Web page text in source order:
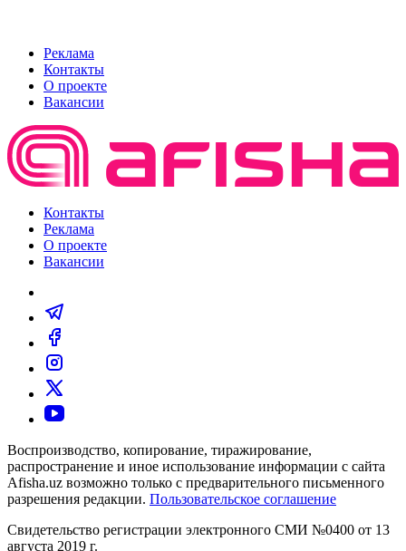
Реклама
Контакты
О проекте
Вакансии
Контакты
Реклама
О проекте
Вакансии
Воспроизводство, копирование, тиражирование,
распространение и иное использование информации с сайта
Afisha.uz возможно только с предварительного письменного
разрешения редакции. Пользовательское соглашение
Свидетельство регистрации электронного СМИ №0400 от 13
августа 2019 г.